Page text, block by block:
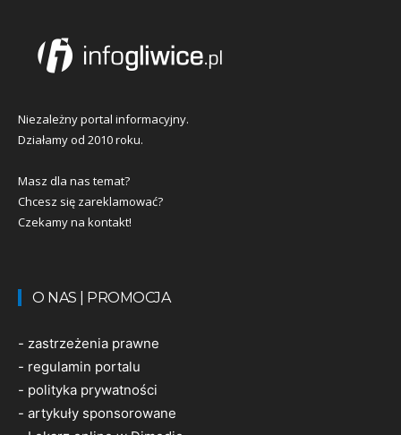
Niezależny portal informacyjny.
Działamy od 2010 roku.
Masz dla nas temat?
Chcesz się zareklamować?
Czekamy na kontakt!
O NAS | PROMOCJA
- zastrzeżenia prawne
- regulamin portalu
- polityka prywatności
- artykuły sponsorowane